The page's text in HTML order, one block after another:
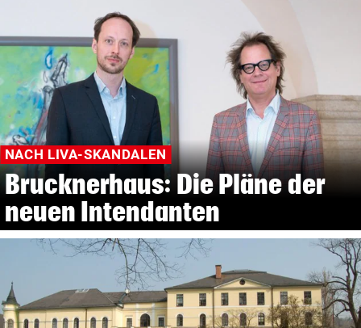
NACH LIVA-SKANDALEN
Brucknerhaus: Die Pläne der
neuen Intendanten